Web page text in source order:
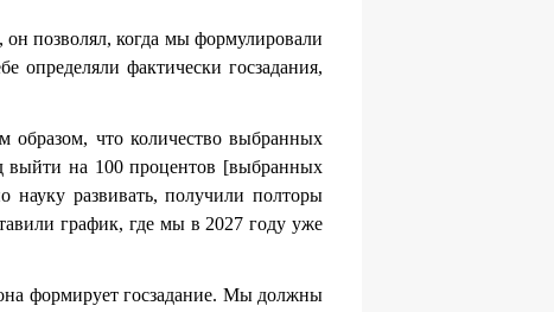
позволял, когда мы формулировали
определяли фактически госзадания,
что количество выбранных
выйти на 100 процентов [выбранных
развивать, получили полторы
график, где мы в 2027 году уже
формирует госзадание. Мы должны